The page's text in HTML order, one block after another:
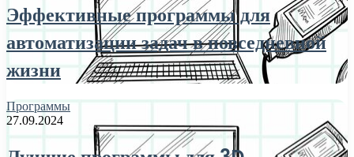
Эффективные программы для
автоматизации задач в повседневной
жизни
Программы
27.09.2024